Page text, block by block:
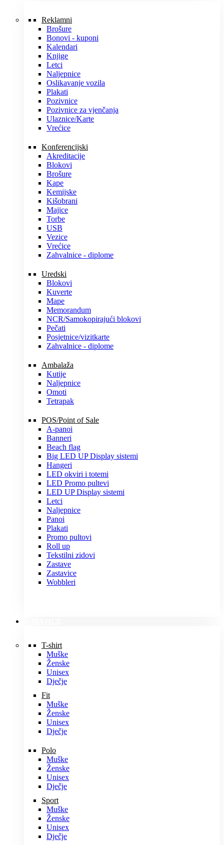
Reklamni
Brošure
Bonovi - kuponi
Kalendari
Knjige
Letci
Naljepnice
Oslikavanje vozila
Plakati
Pozivnice
Pozivnice za vjenčanja
Ulaznice/Karte
Vrećice
Konferencijski
Akreditacije
Blokovi
Brošure
Kape
Kemijske
Kišobrani
Majice
Torbe
USB
Vezice
Vrećice
Zahvalnice - diplome
Uredski
Blokovi
Kuverte
Mape
Memorandum
NCR/Samokopirajući blokovi
Pečati
Posjetnice/vizitkarte
Zahvalnice - diplome
Ambalaža
Kutije
Naljepnice
Omoti
Tetrapak
POS/Point of Sale
A-panoi
Banneri
Beach flag
Big LED UP Display sistemi
Hangeri
LED okviri i totemi
LED Promo pultevi
LED UP Display sistemi
Letci
Naljepnice
Panoi
Plakati
Promo pultovi
Roll up
Tekstilni zidovi
Zastave
Zastavice
Wobbleri
T-shirt
Muške
Ženske
Unisex
Dječje
Fit
Muške
Ženske
Unisex
Dječje
Polo
Muške
Ženske
Unisex
Dječje
Sport
Muške
Ženske
Unisex
Dječje